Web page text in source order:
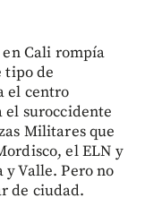
Cali rompía
tipo de
el centro
suroccidente
Militares que
el ELN y
y Valle. Pero no
de ciudad.